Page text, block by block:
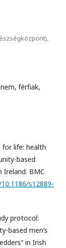
férfiak,
for life: health
based
Ireland. BMC
s12889-
protocol:
based men’s
in Irish